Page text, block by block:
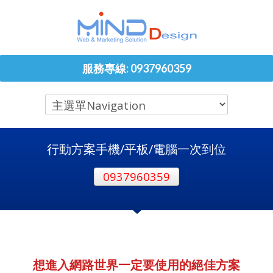
服務專線: 0937960359
行動方案手機/平板/電腦一次到位
0937960359
想進入網路世界一定要使用的絕佳方案